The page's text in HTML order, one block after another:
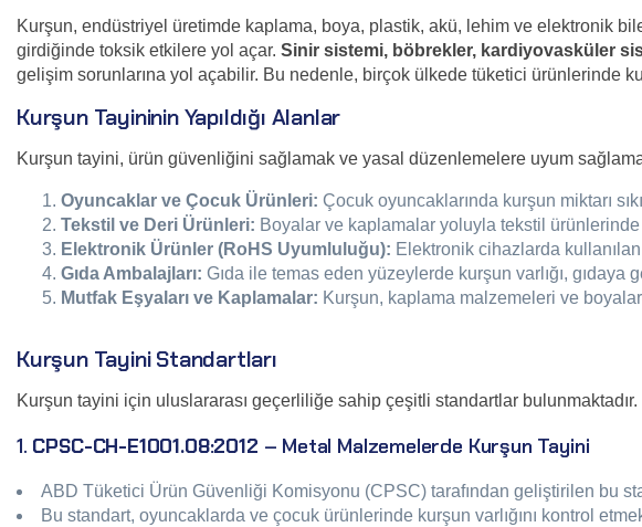
Kurşun, endüstriyel üretimde kaplama, boya, plastik, akü, lehim ve elektronik
girdiğinde toksik etkilere yol açar. Sinir sistemi, böbrekler, kardiyovasküler
gelişim sorunlarına yol açabilir. Bu nedenle, birçok ülkede tüketici ürünlerinde
Kurşun Tayininin Yapıldığı Alanlar
Kurşun tayini, ürün güvenliğini sağlamak ve yasal düzenlemelere uyum
Oyuncaklar ve Çocuk Ürünleri: Çocuk oyuncaklarında kurşun miktarı
Tekstil ve Deri Ürünleri: Boyalar ve kaplamalar yoluyla tekstil
Elektronik Ürünler (RoHS Uyumluluğu): Elektronik cihazlarda kullanılan
Gıda Ambalajları: Gıda ile temas eden yüzeylerde kurşun varlığı, gıdaya
Mutfak Eşyaları ve Kaplamalar: Kurşun, kaplama malzemeleri ve
Kurşun Tayini Standartları
Kurşun tayini için uluslararası geçerliliğe sahip çeşitli standartlar
1. CPSC-CH-E1001.08:2012 – Metal Malzemelerde Kurşun Tayini
ABD Tüketici Ürün Güvenliği Komisyonu (CPSC) tarafından geliştirilen bu
Bu standart, oyuncaklarda ve çocuk ürünlerinde kurşun varlığını kontrol